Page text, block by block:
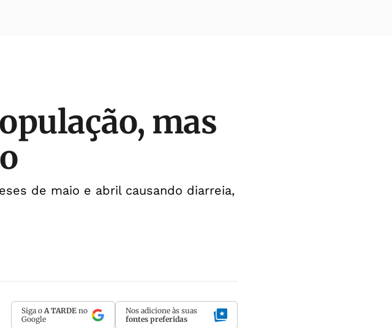
mas
de maio e abril causando diarreia,
Siga o A TARDE no
Google
Nos adicione às suas
fontes preferidas